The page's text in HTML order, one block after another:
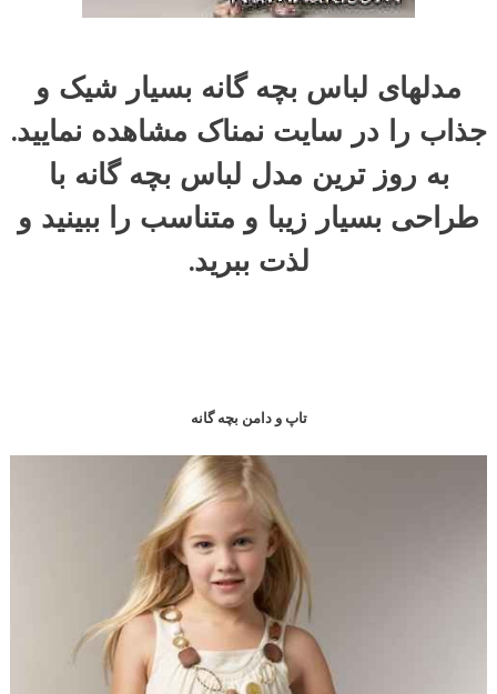
مدلهای لباس بچه گانه بسیار شیک و
جذاب را در سایت نمناک مشاهده نمایید.
به روز ترین مدل لباس بچه گانه با
طراحی بسیار زیبا و متناسب را ببینید و
لذت ببرید.
تاپ و دامن بچه گانه